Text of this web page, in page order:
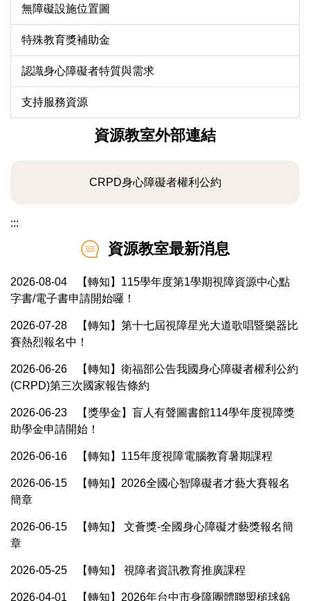
無障礙設施位置圖
特殊教育獎補助金
認識身心障礙者特質與需求
支持服務資源
資源教室外部連結
CRPD身心障礙者權利公約
:::
資源教室最新消息
2026-08-04
【轉知】115學年度第1學期視障資源中心點
字書/電子書申請開始囉！
2026-07-28
【轉知】第十七屆視障星光大道歌唱暨樂器比
賽熱烈報名中！
2026-06-26
【轉知】衛福部公告我國身心障礙者權利公約
(CRPD)第三次國家報告條約
2026-06-23
【獎學金】盲人有聲圖書館114學年度視障獎
助學金申請開始！
2026-06-16 【轉知】115年度視障電腦教育暑期課程
2026-06-15
【轉知】2026全國心智障礙者才藝大賽報名
簡章
2026-06-15
【轉知】 文薈獎-全國身心障礙才藝獎報名簡
章
2026-05-25 【轉知】 視障者資訊教育推廣課程
2026-04-01 【轉知】2026年台中市身障團體聯盟槌球錦